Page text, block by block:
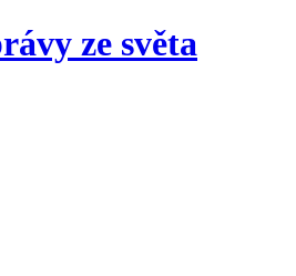
ze světa